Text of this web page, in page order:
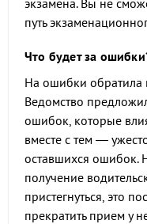
экзамена. Вы не
путь
Что будет за
На ошибки
Ведомство
ошибок, которые
вместе с тем —
оставшихся ошибок.
получение
пристегнуться, это
прекратить прием у